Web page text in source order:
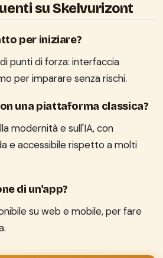
su Skelvurizont
per iniziare?
punti di forza: interfaccia
per imparare senza rischi.
una piattaforma classica?
modernità e sull'IA, con
e accessibile rispetto a molti
di un'app?
su web e mobile, per fare